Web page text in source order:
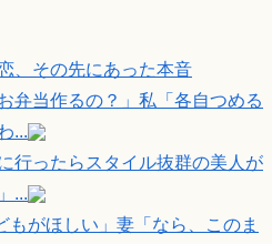
、その先にあった本音
弁当作るの？」私「各自つめる
...
行ったらスタイル抜群の美人が
...
もがほしい」妻「なら、このま